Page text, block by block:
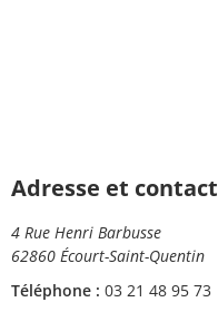
Adresse et contact
4 Rue Henri Barbusse
62860 Écourt-Saint-Quentin
Téléphone : 03 21 48 95 73